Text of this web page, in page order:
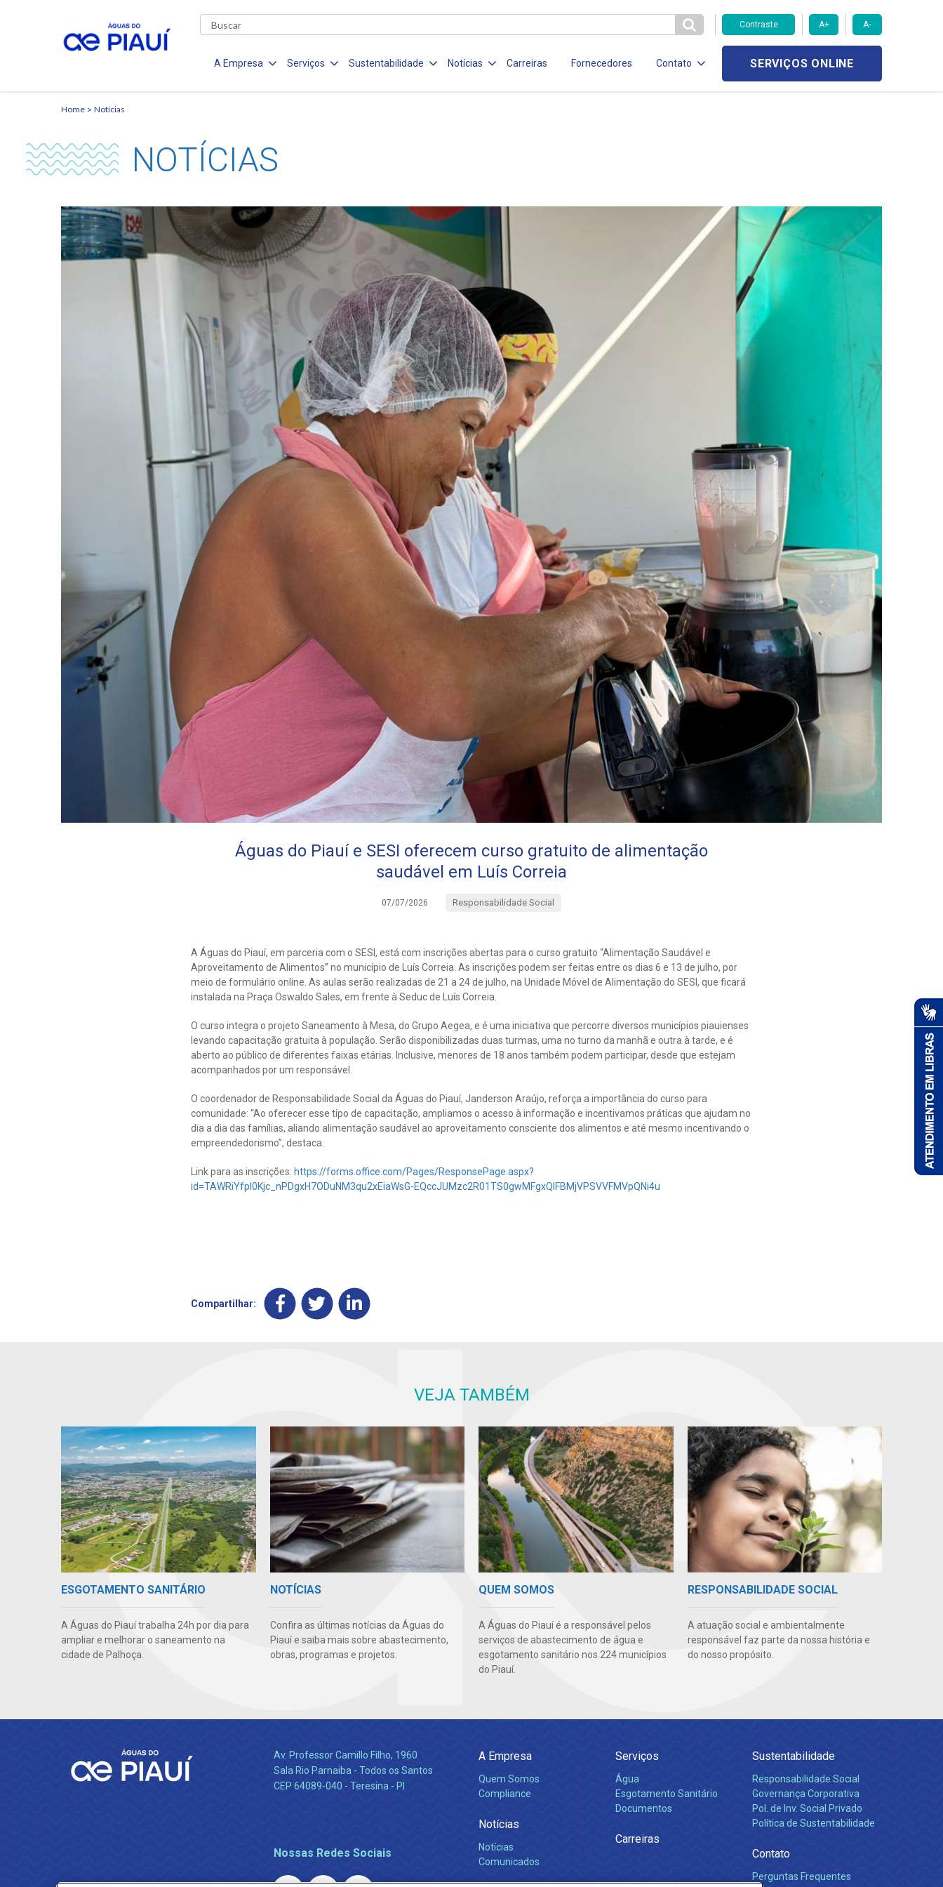
Contraste A+ A-
A Empresa Serviços Sustentabilidade Notícias Carreiras Fornecedores Contato SERVIÇOS ONLINE
Home Notícias
NOTÍCIAS
Águas do Piauí e SESI oferecem curso gratuito de alimentação
saudável em Luís Correia
07/07/2026 Responsabilidade Social
A Águas do Piauí, em parceria com o SESI, está com inscrições abertas para o curso gratuito “Alimentação Saudável e
Aproveitamento de Alimentos” no município de Luís Correia. As inscrições podem ser feitas entre os dias 6 e 13 de julho, por
meio de formulário online. As aulas serão realizadas de 21 a 24 de julho, na Unidade Móvel de Alimentação do SESI, que ficará
instalada na Praça Oswaldo Sales, em frente à Seduc de Luís Correia.
O curso integra o projeto Saneamento à Mesa, do Grupo Aegea, e é uma iniciativa que percorre diversos municípios piauienses
levando capacitação gratuita à população. Serão disponibilizadas duas turmas, uma no turno da manhã e outra à tarde, e é
aberto ao público de diferentes faixas etárias. Inclusive, menores de 18 anos também podem participar, desde que estejam
acompanhados por um responsável.
O coordenador de Responsabilidade Social da Águas do Piauí, Janderson Araújo, reforça a importância do curso para
comunidade: “Ao oferecer esse tipo de capacitação, ampliamos o acesso à informação e incentivamos práticas que ajudam no
dia a dia das famílias, aliando alimentação saudável ao aproveitamento consciente dos alimentos e até mesmo incentivando o
empreendedorismo”, destaca.
Link para as inscrições: https://forms.office.com/Pages/ResponsePage.aspx?
id=TAWRiYfpl0Kjc_nPDgxH7ODuNM3qu2xEiaWsG-EQccJUMzc2R01TS0gwMFgxQlFBMjVPSVVFMVpQNi4u
Compartilhar:
VEJA TAMBÉM
ESGOTAMENTO SANITÁRIO
A Águas do Piauí trabalha 24h por dia para
ampliar e melhorar o saneamento na
cidade de Palhoça.
NOTÍCIAS
Confira as últimas notícias da Águas do
Piauí e saiba mais sobre abastecimento,
obras, programas e projetos.
QUEM SOMOS
A Águas do Piauí é a responsável pelos
serviços de abastecimento de água e
esgotamento sanitário nos 224 municípios
do Piauí.
RESPONSABILIDADE SOCIAL
A atuação social e ambientalmente
responsável faz parte da nossa história e
do nosso propósito.
Av. Professor Camillo Filho, 1960
Sala Rio Parnaiba - Todos os Santos
CEP 64089-040 - Teresina - PI
Nossas Redes Sociais
A Empresa
Quem Somos
Compliance
Notícias
Notícias
Comunicados
Serviços
Água
Esgotamento Sanitário
Documentos
Carreiras
Sustentabilidade
Responsabilidade Social
Governança Corporativa
Pol. de Inv. Social Privado
Política de Sustentabilidade
Contato
Perguntas Frequentes